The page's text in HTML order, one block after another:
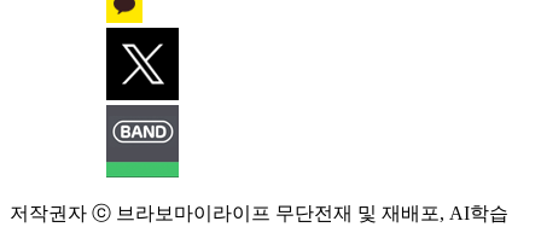
저작권자 ⓒ 브라보마이라이프 무단전재 및 재배포, AI학습